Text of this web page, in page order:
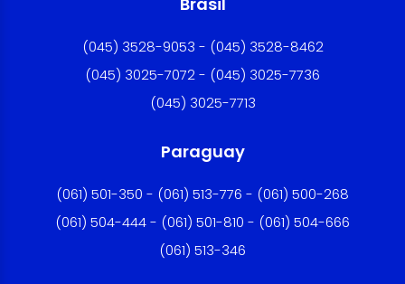
(045) 3528-9053 - (045) 3528-8462
(045) 3025-7072 - (045) 3025-7736
(045) 3025-7713
Paraguay
(061) 501-350 - (061) 513-776 - (061) 500-268
(061) 504-444 - (061) 501-810 - (061) 504-666
(061) 513-346